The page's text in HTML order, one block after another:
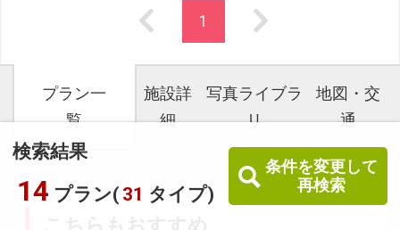
検索結果
14 プラン( 31 タイプ)
条件を変更して
再検索
1
プラン一
覧
施設詳
細
写真ライブラ
リ
地図・交
通